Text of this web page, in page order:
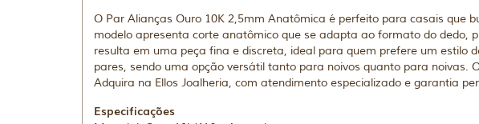
O Par Alianças Ouro 10K 2,5mm Anatômica é perfeito para casais que
modelo apresenta corte anatômico que se adapta ao formato do dedo,
resulta em uma peça fina e discreta, ideal para quem prefere um estilo
pares, sendo uma opção versátil tanto para noivos quanto para noivas.
Adquira na Ellos Joalheria, com atendimento especializado e garantia
Especificações